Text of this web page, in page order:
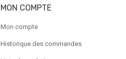
MON COMPTE
Mon compte
Historique des commandes